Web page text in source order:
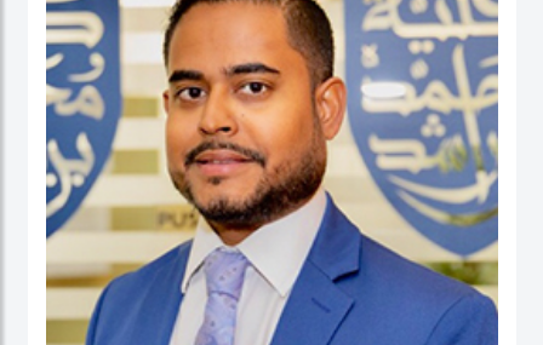
من المشاريع المرتبطة بالتطوير المؤسسي و بناء القدرات التنظيمية حيث قام بتصميم
وتنفيذ العديد من برامج التدريب للحكومة الاتحادية بما في ذلك مجالات التفكير
الاستراتيجي والإدارة القائمة على النتائج تحت بند تنفيذ البرامج الحكومية والسياسات
العامة.